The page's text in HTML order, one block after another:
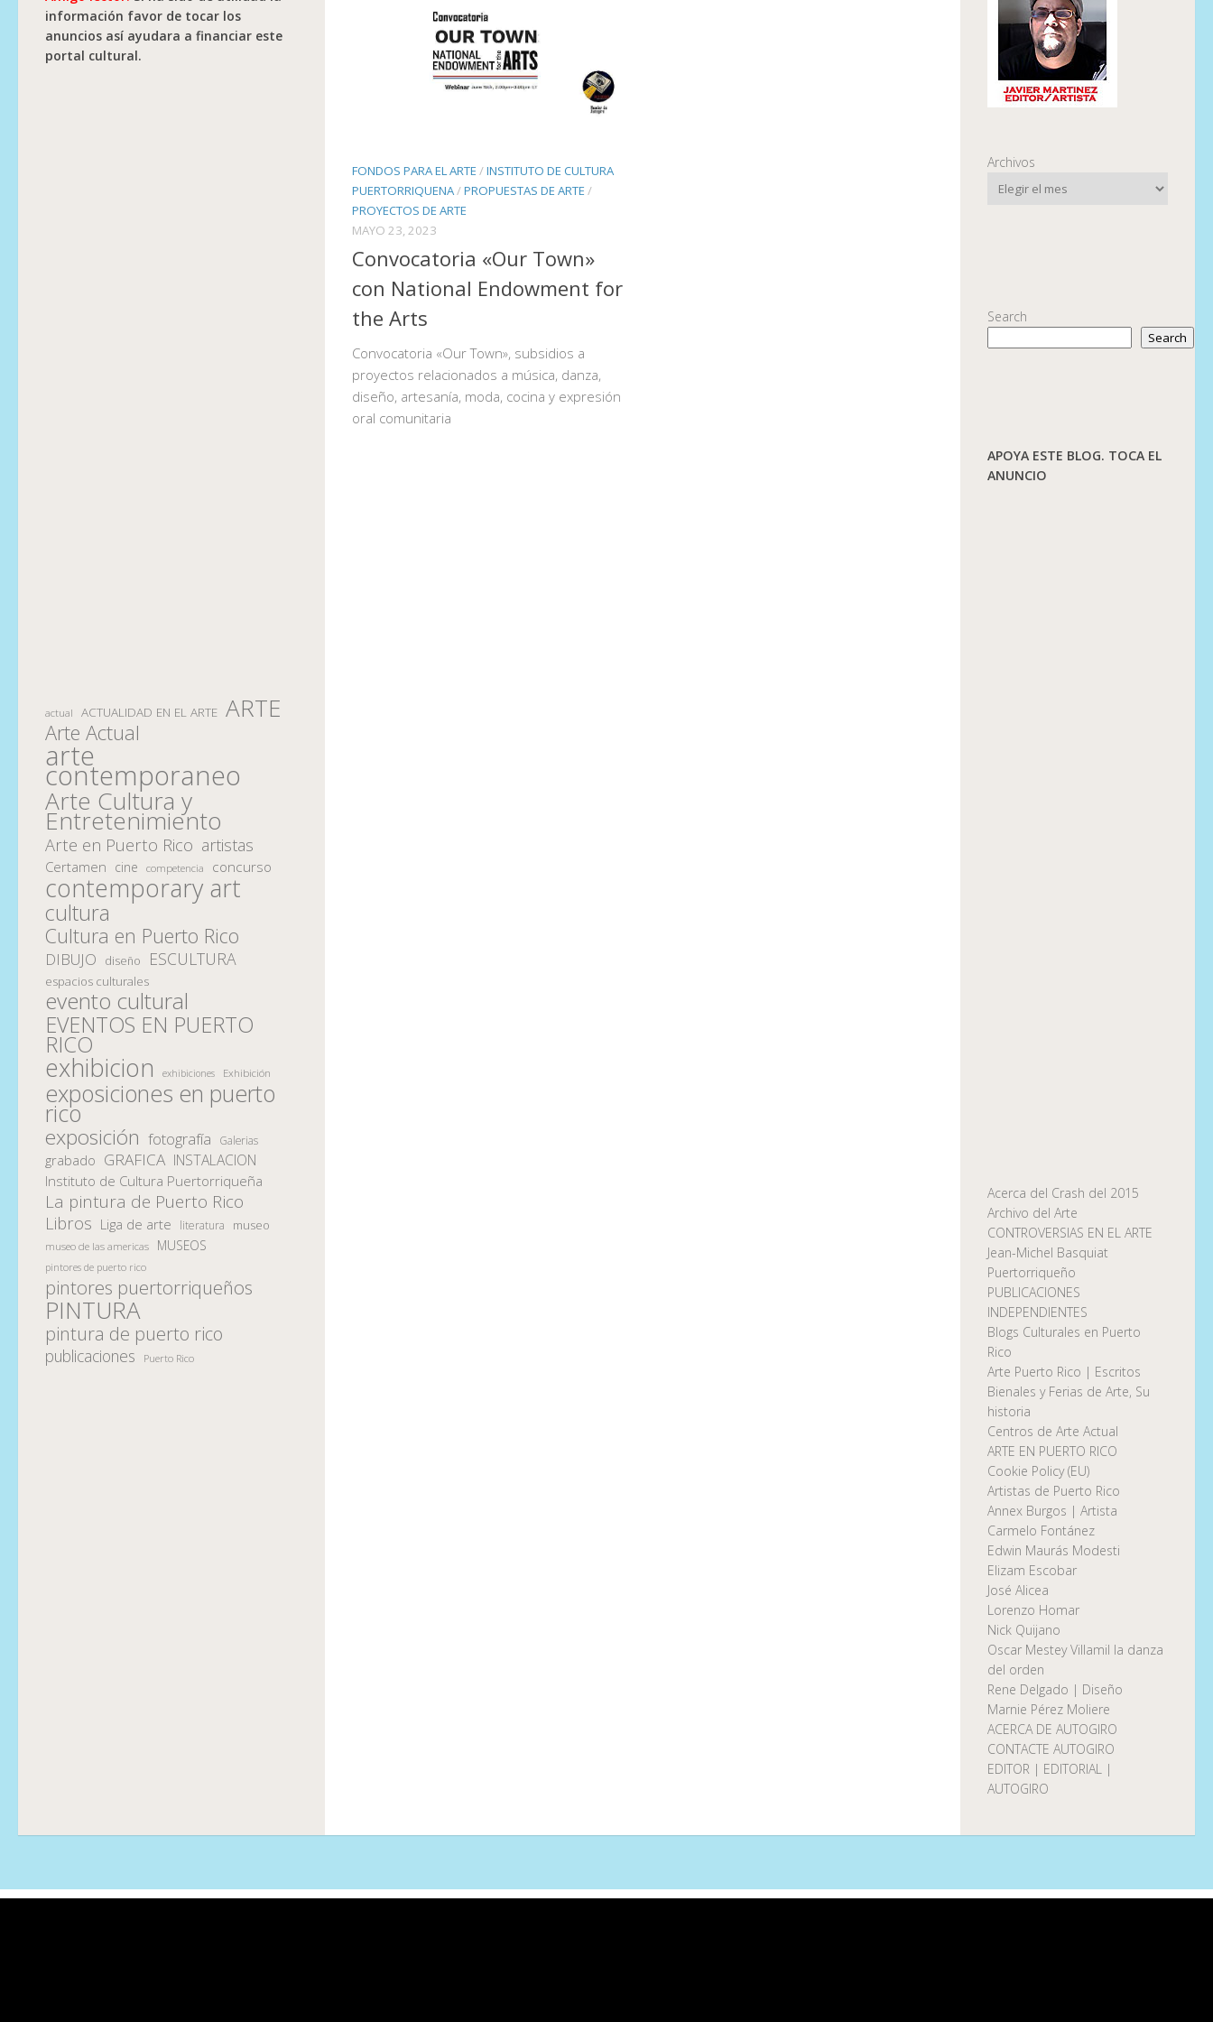
FONDOS PARA EL ARTE /INSTITUTO DE CULTURA
PUERTORRIQUENA/PROPUESTAS DE ARTE /
PROYECTOS DE ARTE
MAYO 23, 2023
Convocatoria «Our Town»
con National Endowment for
the Arts
Convocatoria «Our Town», subsidios a
proyectos relacionados a música, danza,
diseño, artesanía, moda, cocina y expresión
oral comunitaria
información favor de tocar los
anuncios así ayudara a financiar este
portal cultural.
actual ACTUALIDAD EN EL ARTE ARTE
Arte Actual
arte
contemporaneo
Arte Cultura y
Entretenimiento
Arte en Puerto Rico artistas
Certamen cine competencia concurso
contemporary art
cultura
Cultura en Puerto Rico
DIBUJO diseño ESCULTURA
espacios culturales
evento cultural
EVENTOS EN PUERTO
RICO
exhibicion exhibiciones Exhibición
exposiciones en puerto
rico
exposición fotografía Galerias
grabado GRAFICA INSTALACION
Instituto de Cultura Puertorriqueña
La pintura de Puerto Rico
Libros Liga de arte literatura museo
museo de las americas MUSEOS
pintores de puerto rico
pintores puertorriqueños
PINTURA
pintura de puerto rico
publicaciones Puerto Rico
Archivos
Search
Search
APOYA ESTE BLOG. TOCA EL
ANUNCIO
Acerca del Crash del 2015
Archivo del Arte
CONTROVERSIAS EN EL ARTE
Jean-Michel Basquiat
Puertorriqueño
PUBLICACIONES
INDEPENDIENTES
Blogs Culturales en Puerto
Rico
Arte Puerto Rico | Escritos
Bienales y Ferias de Arte, Su
historia
Centros de Arte Actual
ARTE EN PUERTO RICO
Cookie Policy (EU)
Artistas de Puerto Rico
Annex Burgos | Artista
Carmelo Fontánez
Edwin Maurás Modesti
Elizam Escobar
José Alicea
Lorenzo Homar
Nick Quijano
Oscar Mestey Villamil la danza
del orden
Rene Delgado | Diseño
Marnie Pérez Moliere
ACERCA DE AUTOGIRO
CONTACTE AUTOGIRO
EDITOR | EDITORIAL |
AUTOGIRO